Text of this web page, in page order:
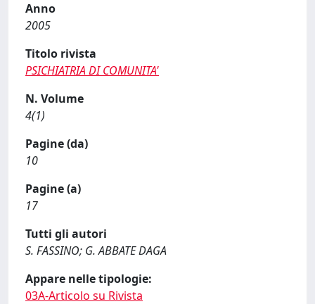
Anno
2005
Titolo rivista
PSICHIATRIA DI COMUNITA'
N. Volume
4(1)
Pagine (da)
10
Pagine (a)
17
Tutti gli autori
S. FASSINO; G. ABBATE DAGA
Appare nelle tipologie:
03A-Articolo su Rivista